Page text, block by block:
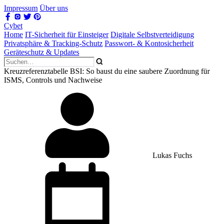
Impressum Über uns
Cybet
Home IT-Sicherheit für Einsteiger Digitale Selbstverteidigung
Privatsphäre & Tracking-Schutz Passwort- & Kontosicherheit
Geräteschutz & Updates
Kreuzreferenztabelle BSI: So baust du eine saubere Zuordnung für
ISMS, Controls und Nachweise
Lukas Fuchs